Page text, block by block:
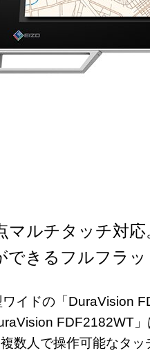
マルチタッチ対
できるフルフラ
ワイドの「DuraVision
FDF2182WT
複数人で操作可能なタ